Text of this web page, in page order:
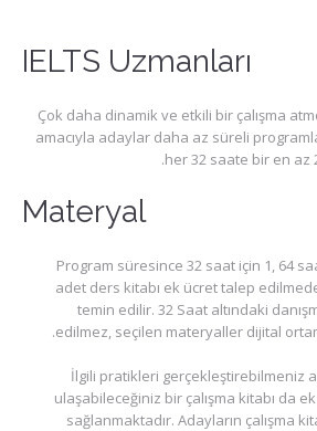
IELTS Uzmanları
Çok daha dinamik ve etkili bir çalışma
amacıyla adaylar daha az süreli
her 32 saate bir en az
Materyal
Program süresince 32 saat için 1, 64
adet ders kitabı ek ücret talep
temin edilir. 32 Saat altındaki
edilmez, seçilen materyaller dijital
İlgili pratikleri gerçekleştirebilmeniz
ulaşabileceğiniz bir çalışma kitabı da
sağlanmaktadır. Adayların çalışma